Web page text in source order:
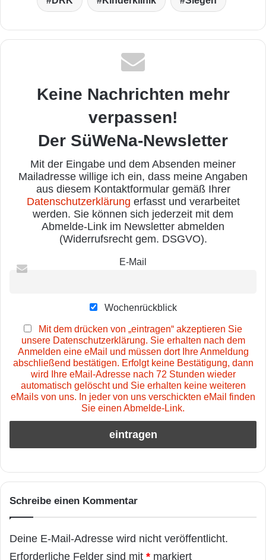
Keine Nachrichten mehr
verpassen!
Der SüWeNa-Newsletter
Mit der Eingabe und dem Absenden meiner
Mailadresse willige ich ein, dass meine Angaben
aus diesem Kontaktformular gemäß Ihrer
Datenschutzerklärung erfasst und verarbeitet
werden. Sie können sich jederzeit mit dem
Abmelde-Link im Newsletter abmelden
(Widerrufsrecht gem. DSGVO).
E-Mail
Wochenrückblick
Mit dem drücken von „eintragen“ akzeptieren Sie
unsere Datenschutzerklärung. Sie erhalten nach dem
Anmelden eine eMail und müssen dort Ihre Anmeldung
abschließend bestätigen. Erfolgt keine Bestätigung, dann
wird Ihre eMail-Adresse nach 72 Stunden wieder
automatisch gelöscht und Sie erhalten keine weiteren
eMails von uns. In jeder von uns verschickten eMail finden
Sie einen Abmelde-Link.
Schreibe einen Kommentar
Deine E-Mail-Adresse wird nicht veröffentlicht.
Erforderliche Felder sind mit * markiert